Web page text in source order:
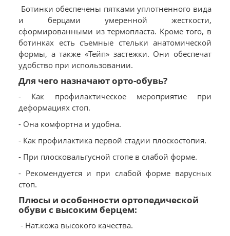
Ботинки обеспечены пятками уплотненного вида
и берцами умеренной жесткости,
сформированными из термопласта. Кроме того, в
ботинках есть съемные стельки анатомической
формы, а также «Тейп» застежки. Они обеспечат
удобство при использовании.
Для чего назначают орто-обувь?
- Как профилактическое мероприятие при
деформациях стоп.
- Она комфортна и удобна.
- Как профилактика первой стадии плоскостопия.
- При плосковальгусной стопе в слабой форме.
- Рекомендуется и при слабой форме варусных
стоп.
Плюсы и особенности ортопедической
обуви с высоким берцем:
- Нат.кожа высокого качества.